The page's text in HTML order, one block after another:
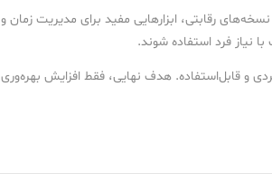
رقابتی، ابزارهایی مفید برای مدیریت زمان و
نیاز فرد استفاده شوند.
و قابل‌استفاده. هدف نهایی، فقط افزایش بهره‌وری